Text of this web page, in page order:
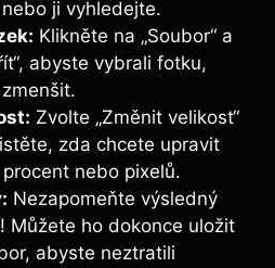
ji vyhledejte.
Klikněte na „Soubor“ a
abyste vybrali fotku,
Zvolte „Změnit velikost“
zda chcete upravit
nebo pixelů.
Nezapomeňte výsledný
Můžete ho dokonce uložit
abyste neztratili